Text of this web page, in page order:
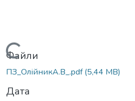
Вантажиться...
Файли
ПЗ_ОлійникА.В_.pdf(5,44 MB)
Дата